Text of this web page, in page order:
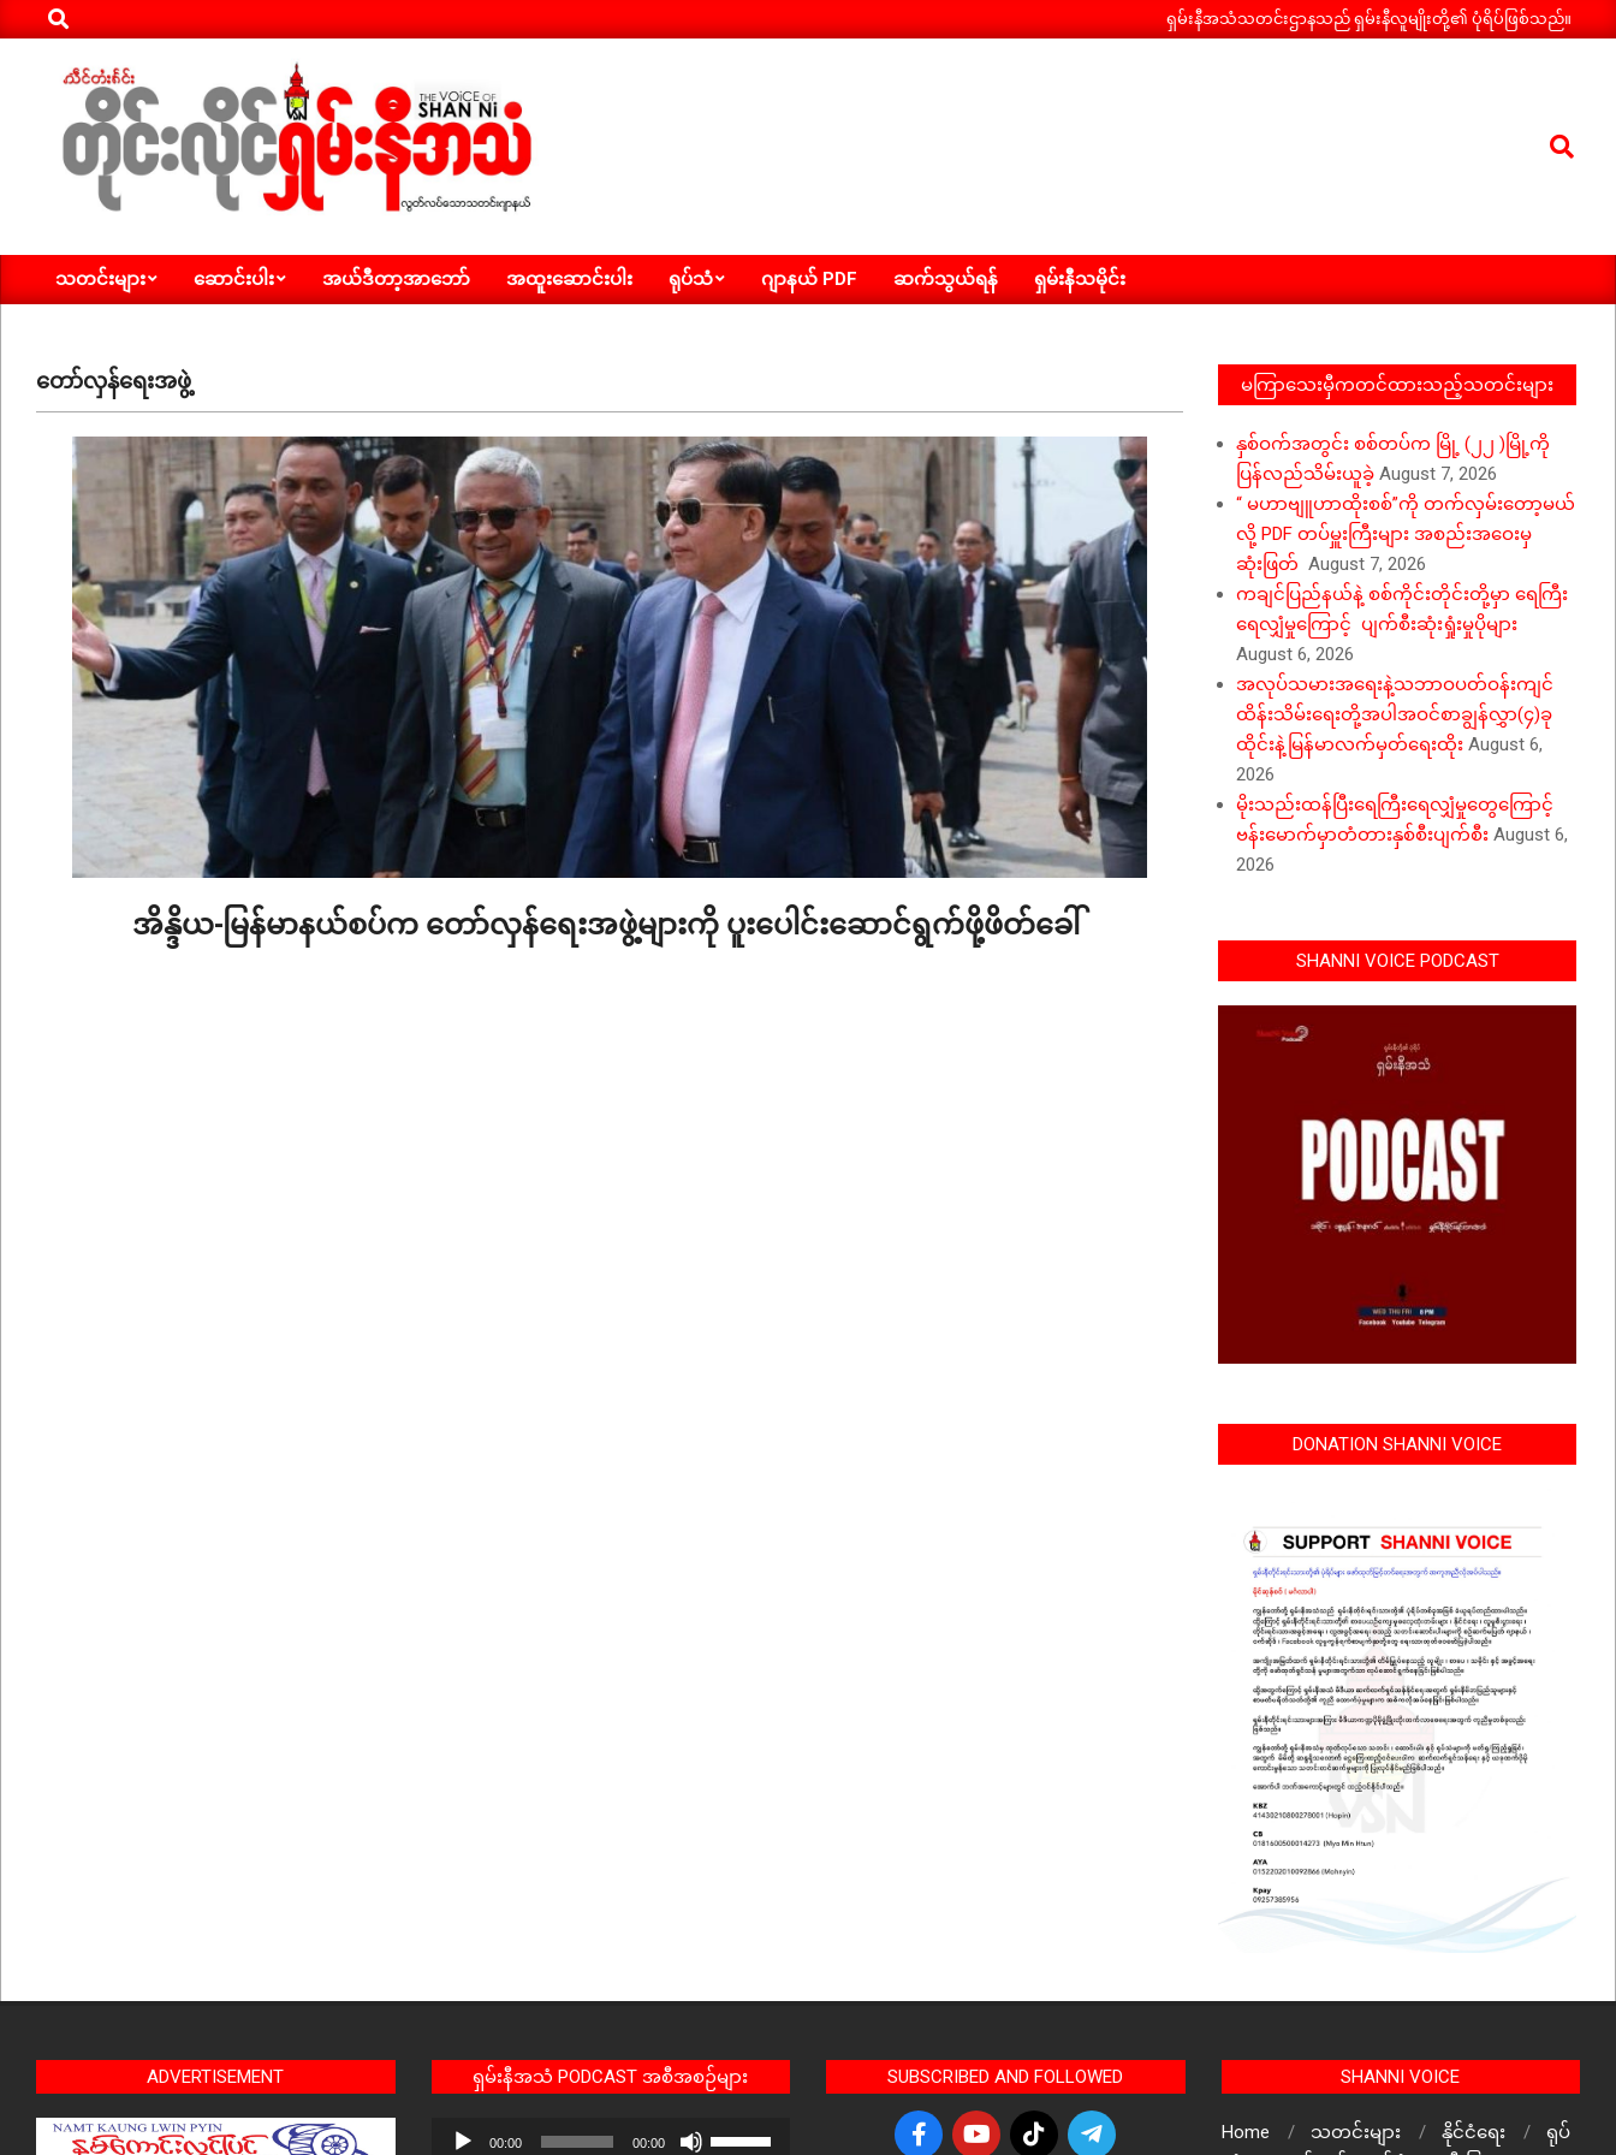
to
Search
ရှမ်းနီအသံသတင်းဌာနသည် ရှမ်းနီလူမျိုးတို့၏ ပုံရိပ်ဖြစ်သည်။
ရှမ်း
နီ
သတင်း
Search
Primary
သတင်းများ ဆောင်းပါး အယ်ဒီတာ့အာဘော် အထူးဆောင်းပါး ရုပ်သံ ဂျာနယ် PDF ဆက်သွယ်ရန် ရှမ်းနီသမိုင်း
တော်လှန်ရေးအဖွဲ့
အိန္ဒိယ-မြန်မာနယ်စပ်က တော်လှန်ရေးအဖွဲ့များကို ပူးပေါင်းဆောင်ရွက်ဖို့ဖိတ်ခေါ်
မကြာသေးမှီကတင်ထားသည့်သတင်းများ
နှစ်ဝက်အတွင်း စစ်တပ်က မြို့ (၂၂ )မြို့ကို
ပြန်လည်သိမ်းယူခဲ့ August 7, 2026
“ မဟာဗျူဟာထိုးစစ်”ကို တက်လှမ်းတော့မယ်
လို့ PDF တပ်မှူးကြီးများ အစည်းအဝေးမှ
ဆုံးဖြတ် August 7, 2026
ကချင်ပြည်နယ်နဲ့ စစ်ကိုင်းတိုင်းတို့မှာ ရေကြီး
ရေလျှံမှုကြောင့် ပျက်စီးဆုံးရှုံးမှုပိုများ
August 6, 2026
အလုပ်သမားအရေးနဲ့သဘာဝပတ်ဝန်းကျင်
ထိန်းသိမ်းရေးတို့အပါအဝင်စာချွန်လွှာ(၄)ခု
ထိုင်းနဲ့မြန်မာလက်မှတ်ရေးထိုး August 6,
2026
မိုးသည်းထန်ပြီးရေကြီးရေလျှံမှုတွေကြောင့်
ဗန်းမောက်မှာတံတားနှစ်စီးပျက်စီး August 6,
2026
SHANNI VOICE PODCAST
DONATION SHANNI VOICE
ADVERTISEMENT ရှမ်းနီအသံ PODCAST အစီအစဉ်များ
Audio
00:00 00:00
SUBSCRIBED AND FOLLOWED SHANNI VOICE
Home သတင်းများ နိုင်ငံရေး
ရုပ်